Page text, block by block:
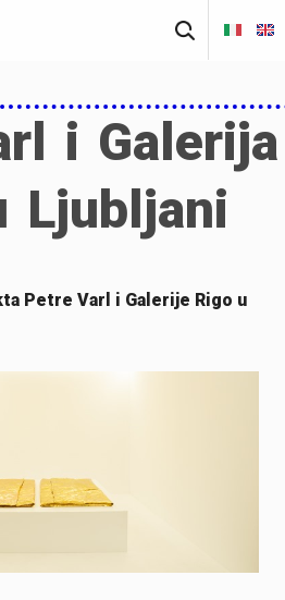
i Galerija
Ljubljani
Petre Varl i Galerije Rigo u